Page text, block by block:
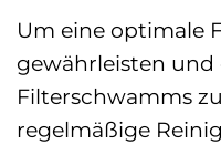
Um eine optimale
gewährleisten und
Filterschwamms
regelmäßige